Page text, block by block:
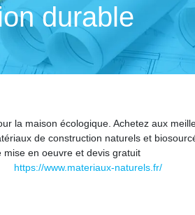
durable
la maison écologique. Achetez aux
de construction naturels et
mise en oeuvre et devis gratuit
https://www.materiaux-naturels.fr/